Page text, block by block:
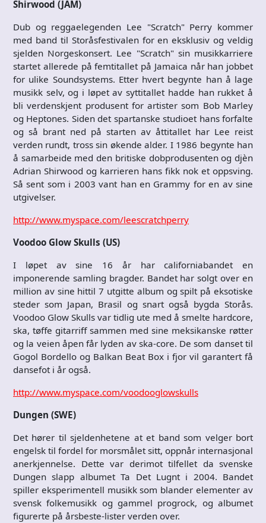
Shirwood (JAM)
Dub og reggaelegenden Lee "Scratch" Perry kommer
med band til Storåsfestivalen for en eksklusiv og veldig
sjelden Norgeskonsert. Lee "Scratch" sin musikkarriere
startet allerede på femtitallet på Jamaica når han jobbet
for ulike Soundsystems. Etter hvert begynte han å lage
musikk selv, og i løpet av syttitallet hadde han rukket å
bli verdenskjent produsent for artister som Bob Marley
og Heptones. Siden det spartanske studioet hans forfalte
og så brant ned på starten av åttitallet har Lee reist
verden rundt, tross sin økende alder. I 1986 begynte han
å samarbeide med den britiske dobprodusenten og djèn
Adrian Shirwood og karrieren hans fikk nok et oppsving.
Så sent som i 2003 vant han en Grammy for en av sine
utgivelser.
http://www.myspace.com/leescratchperry
Voodoo Glow Skulls (US)
I løpet av sine 16 år har californiabandet en
imponerende samling bragder. Bandet har solgt over en
million av sine hittil 7 utgitte album og spilt på eksotiske
steder som Japan, Brasil og snart også bygda Storås.
Voodoo Glow Skulls var tidlig ute med å smelte hardcore,
ska, tøffe gitarriff sammen med sine meksikanske røtter
og la veien åpen får lyden av ska-core. De som danset til
Gogol Bordello og Balkan Beat Box i fjor vil garantert få
dansefot i år også.
http://www.myspace.com/voodooglowskulls
Dungen (SWE)
Det hører til sjeldenhetene at et band som velger bort
engelsk til fordel for morsmålet sitt, oppnår internasjonal
anerkjennelse. Dette var derimot tilfellet da svenske
Dungen slapp albumet Ta Det Lugnt i 2004. Bandet
spiller eksperimentell musikk som blander elementer av
svensk folkemusikk og gammel progrock, og albumet
figurerte på årsbeste-lister verden over.